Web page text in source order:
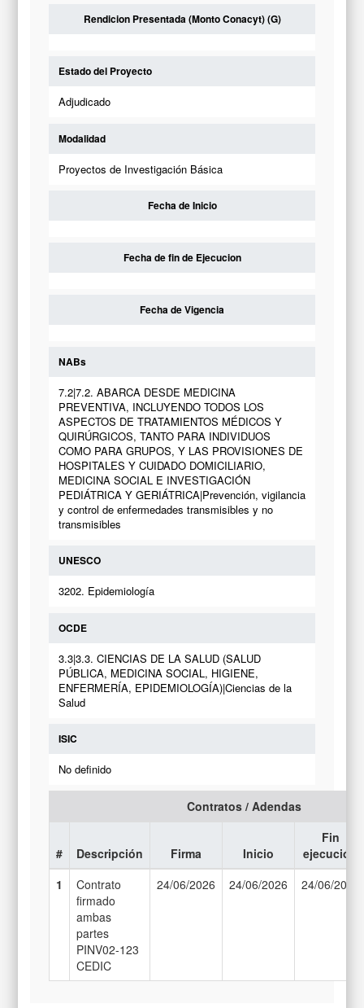
Rendicion Presentada (Monto Conacyt) (G)
Estado del Proyecto
Adjudicado
Modalidad
Proyectos de Investigación Básica
Fecha de Inicio
Fecha de fin de Ejecucion
Fecha de Vigencia
NABs
7.2|7.2. ABARCA DESDE MEDICINA
PREVENTIVA, INCLUYENDO TODOS LOS
ASPECTOS DE TRATAMIENTOS MÉDICOS Y
QUIRÚRGICOS, TANTO PARA INDIVIDUOS
COMO PARA GRUPOS, Y LAS PROVISIONES DE
HOSPITALES Y CUIDADO DOMICILIARIO,
MEDICINA SOCIAL E INVESTIGACIÓN
PEDIÁTRICA Y GERIÁTRICA|Prevención, vigilancia
y control de enfermedades transmisibles y no
transmisibles
UNESCO
3202. Epidemiología
OCDE
3.3|3.3. CIENCIAS DE LA SALUD (SALUD
PÚBLICA, MEDICINA SOCIAL, HIGIENE,
ENFERMERÍA, EPIDEMIOLOGÍA)|Ciencias de la
Salud
ISIC
No definido
Contratos / Adendas
# Descripción Firma Inicio
Fin
ejecución
1
Contrato
firmado
ambas
partes
PINV02-123
CEDIC
24/06/2026 24/06/2026 24/06/2028